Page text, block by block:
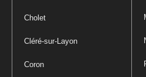
Cholet
Cléré-sur-Layon
Coron